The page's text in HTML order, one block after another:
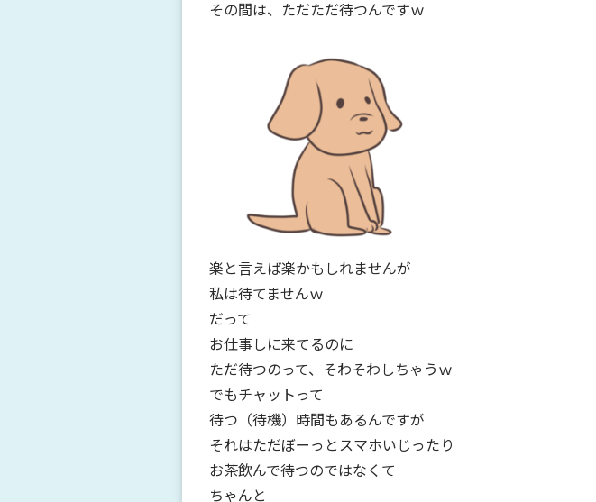
その間は、ただただ待つんですｗ
楽と言えば楽かもしれませんが
私は待てませんｗ
だって
お仕事しに来てるのに
ただ待つのって、そわそわしちゃうｗ
でもチャットって
待つ（待機）時間もあるんですが
それはただぼーっとスマホいじったり
お茶飲んで待つのではなくて
ちゃんと